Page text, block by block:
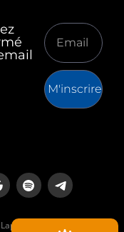
M'inscrire
est un média